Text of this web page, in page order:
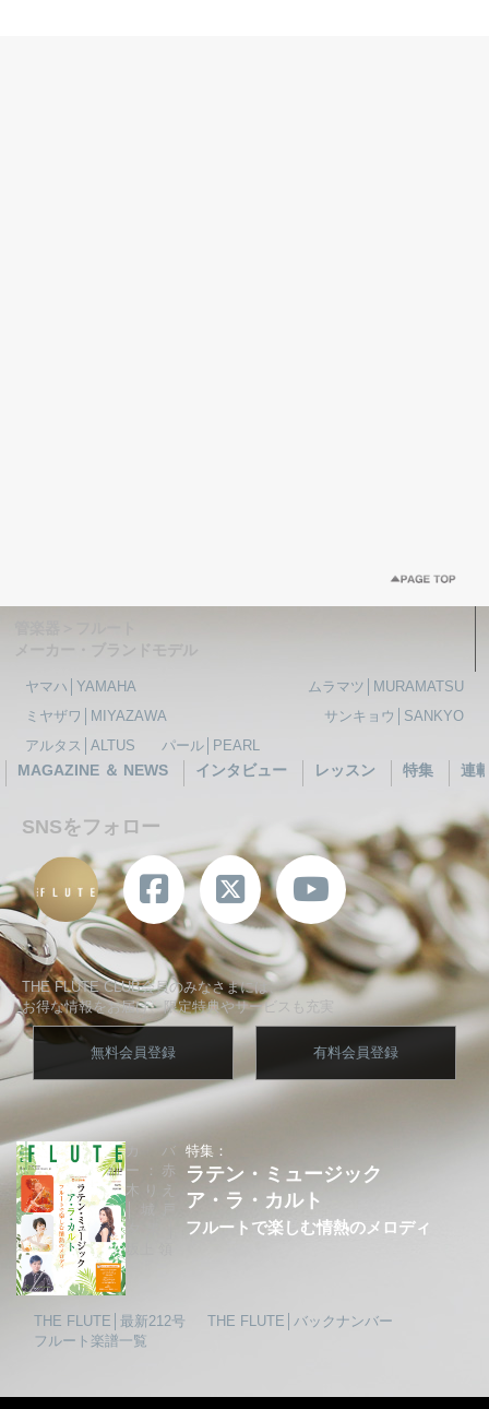
ヤマハ│YAMAHA
ムラマツ│MURAMATSU
ミヤザワ│MIYAZAWA
サンキョウ│SANKYO
アルタス│ALTUS
パール│PEARL
MAGAZINE ＆ NEWS インタビュー レッスン 特集 連
SNSをフォロー
THE FLUTE CLUB会員のみなさまには、
お得な情報をお届け、限定特典やサービスも充実
無料会員登録 有料会員登録
特集：
ラテン・ミュージック
ア・ラ・カルト
フルートで楽しむ情熱のメロディ
カバ
ー：赤
木りえ
THE FLUTE│最新212号
THE FLUTE│バックナンバー
フルート楽譜一覧